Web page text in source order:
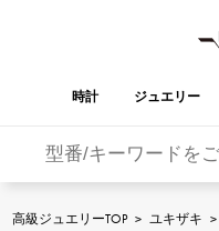
時計 ジュエリー
YUKIZAKI
ジュエリー
バーキン
高級ジュエリーTOP > ユキザキ >